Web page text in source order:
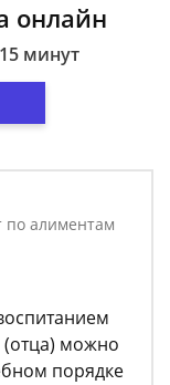
онлайн
минут
по алиментам
(отца) можно
порядке